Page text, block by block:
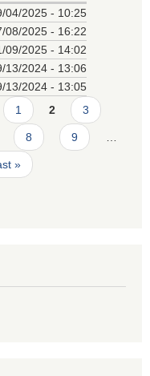
04/2025 - 10:25
08/2025 - 16:22
09/2025 - 14:02
13/2024 - 13:06
13/2024 - 13:05
1 2 3
8 9
»